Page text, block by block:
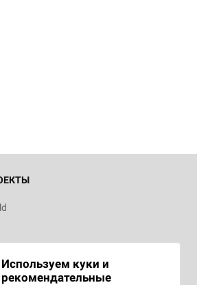
Используем куки и
рекомендательные